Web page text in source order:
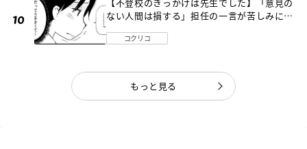
ない人間は損する」担任の一言が苦しみに…
コクリコ
もっと見る